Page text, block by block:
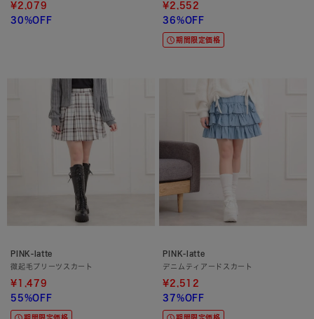
¥2,079
30%OFF
¥2,552
36%OFF
期間限定価格
PINK-latte
微起毛プリーツスカート
¥1,479
55%OFF
期間限定価格
PINK-latte
デニムティアードスカート
¥2,512
37%OFF
期間限定価格